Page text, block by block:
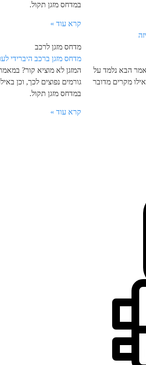
במדחס מזגן תקול.
קרא עוד »
הבא נלמד על
מקרים מדובר
מדחס מזגן לרכב
מדחס מזגן ברכב היברידי
המזגן לא מוציא קור?
גורמים נפוצים לכך, וכן
במדחס מזגן תקול.
קרא עוד »